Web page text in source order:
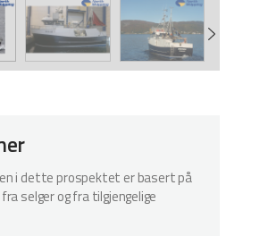
i dette prospektet er basert på
selger og fra tilgjengelige